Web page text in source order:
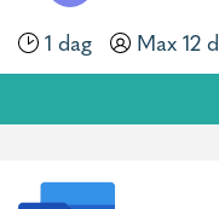
1 dag
Max 12